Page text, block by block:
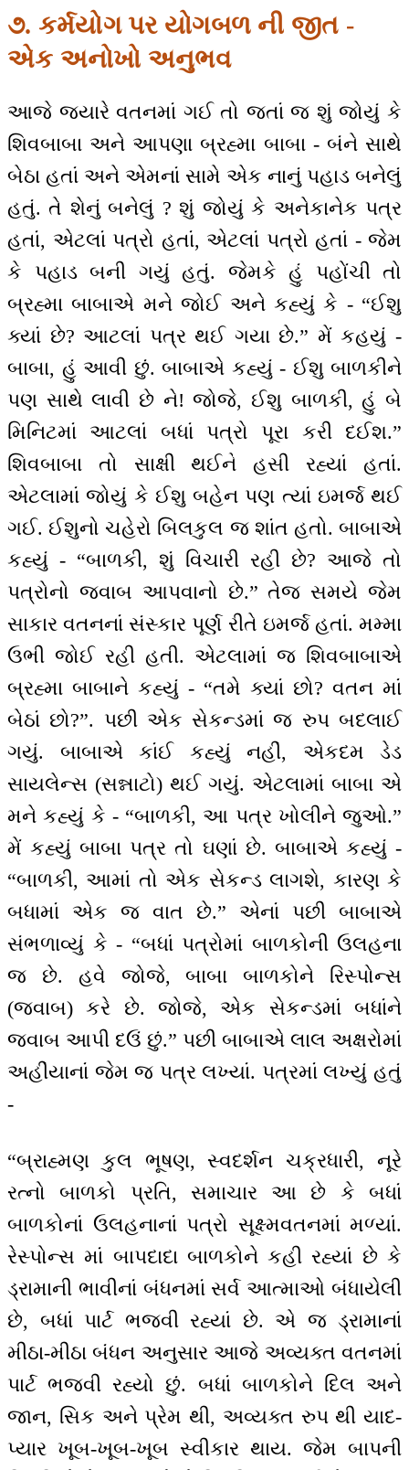
૭. કર્મયોગ પર યોગબળ ની જીત -
એક અનોખો અનુભવ
આજે જ્યારે વતનમાં ગઈ તો જતાં જ શું જોયું કે
શિવબાબા અને આપણા બ્રહ્મા બાબા - બંને સાથે
બેઠા હતાં અને એમનાં સામે એક નાનું પહાડ બનેલું
હતું. તે શેનું બનેલું ? શું જોયું કે અનેકાનેક પત્ર
હતાં, એટલાં પત્રો હતાં, એટલાં પત્રો હતાં - જેમ
કે પહાડ બની ગયું હતું. જેમકે હું પહોંચી તો
બ્રહ્મા બાબાએ મને જોઈ અને કહ્યું કે - “ઈશુ
ક્યાં છે? આટલાં પત્ર થઈ ગયા છે.” મેં કહયું -
બાબા, હું આવી છું. બાબાએ કહ્યું - ઈશુ બાળકીને
પણ સાથે લાવી છે ને! જોજે, ઈશુ બાળકી, હું બે
મિનિટમાં આટલાં બધાં પત્રો પૂરા કરી દઈશ.”
શિવબાબા તો સાક્ષી થઈને હસી રહ્યાં હતાં.
એટલામાં જોયું કે ઈશુ બહેન પણ ત્યાં ઇમર્જ થઈ
ગઈ. ઈશુનો ચહેરો બિલકુલ જ શાંત હતો. બાબાએ
કહ્યું - “બાળકી, શું વિચારી રહી છે? આજે તો
પત્રોનો જવાબ આપવાનો છે.” તેજ સમયે જેમ
સાકાર વતનનાં સંસ્કાર પૂર્ણ રીતે ઇમર્જ હતાં. મમ્મા
ઉભી જોઈ રહી હતી. એટલામાં જ શિવબાબાએ
બ્રહ્મા બાબાને કહ્યું - “તમે ક્યાં છો? વતન માં
બેઠાં છો?”. પછી એક સેકન્ડમાં જ રુપ બદલાઈ
ગયું. બાબાએ કાંઈ કહ્યું નહીં, એકદમ ડેડ
સાયલેન્સ (સન્નાટો) થઈ ગયું. એટલામાં બાબા એ
મને કહ્યું કે - “બાળકી, આ પત્ર ખોલીને જુઓ.”
મેં કહ્યું બાબા પત્ર તો ઘણાં છે. બાબાએ કહ્યું -
“બાળકી, આમાં તો એક સેકન્ડ લાગશે, કારણ કે
બધામાં એક જ વાત છે.” એનાં પછી બાબાએ
સંભળાવ્યું કે - “બધાં પત્રોમાં બાળકોની ઉલહના
જ છે. હવે જોજે, બાબા બાળકોને રિસ્પોન્સ
(જવાબ) કરે છે. જોજે, એક સેકન્ડમાં બધાંને
જવાબ આપી દઉં છું.” પછી બાબાએ લાલ અક્ષરોમાં
અહીંયાનાં જેમ જ પત્ર લખ્યાં. પત્રમાં લખ્યું હતું
-
“બ્રાહ્મણ કુલ ભૂષણ, સ્વદર્શન ચક્રધારી, નૂરે
રત્નો બાળકો પ્રતિ, સમાચાર આ છે કે બધાં
બાળકોનાં ઉલહનાનાં પત્રો સૂક્ષ્મવતનમાં મળ્યાં.
રેસ્પોન્સ માં બાપદાદા બાળકોને કહી રહ્યાં છે કે
ડ્રામાની ભાવીનાં બંધનમાં સર્વ આત્માઓ બંધાયેલી
છે, બધાં પાર્ટ ભજવી રહ્યાં છે. એ જ ડ્રામાનાં
મીઠા-મીઠા બંધન અનુસાર આજે અવ્યક્ત વતનમાં
પાર્ટ ભજવી રહ્યો છું. બધાં બાળકોને દિલ અને
જાન, સિક અને પ્રેમ થી, અવ્યક્ત રુપ થી યાદ-
પ્યાર ખૂબ-ખૂબ-ખૂબ સ્વીકાર થાય. જેમ બાપની